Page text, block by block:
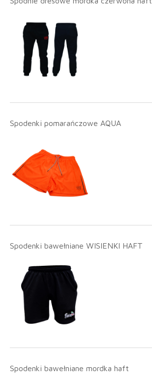
Spodenki pomarańczowe AQUA
Spodenki bawełniane WISIENKI HAFT
Spodenki bawełniane mordka haft